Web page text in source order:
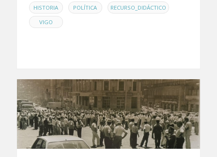
HISTORIA , POLÍTICA , RECURSO_DIDÁCTICO ,
VIGO